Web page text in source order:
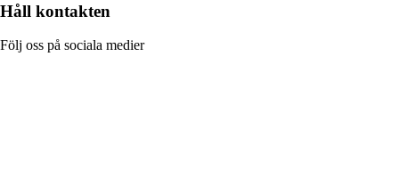
Håll kontakten
Följ oss på sociala medier